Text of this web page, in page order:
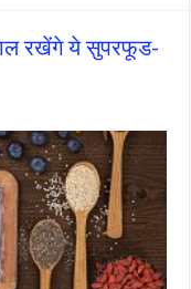
रखेंगे ये सुपरफूड-